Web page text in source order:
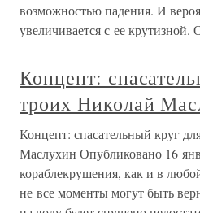
возможностью падения. И
увеличивается с ее крутизной.
Концепт:
троих Николай
Концепт: спасательный круг
Маслухин Опубликовано 16
кораблекрушения, как и в
не все моменты могут быть